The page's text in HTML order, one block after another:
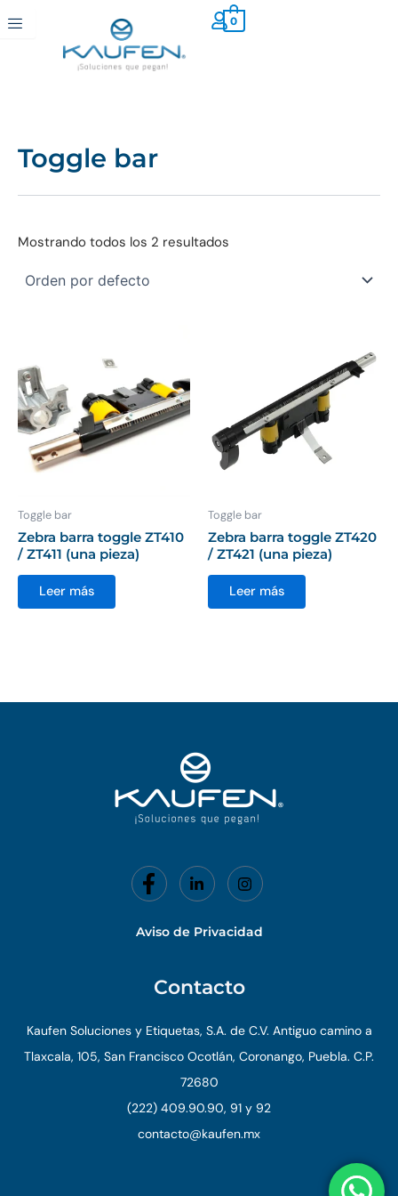
al
contenido
0
Toggle bar
Mostrando todos los 2 resultados
Toggle bar
Zebra barra toggle ZT410
/ ZT411 (una pieza)
Leer más
Toggle bar
Zebra barra toggle ZT420
/ ZT421 (una pieza)
Leer más
Aviso de Privacidad
Contacto
Kaufen Soluciones y Etiquetas, S.A. de C.V. Antiguo camino a
Tlaxcala, 105, San Francisco Ocotlán, Coronango, Puebla. C.P.
72680
(222) 409.90.90, 91 y 92
contacto@kaufen.mx